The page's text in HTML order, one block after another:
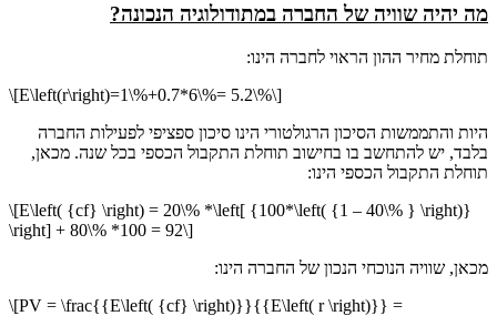
מה יהיה שוויה של החברה במתודולוגיה הנכונה?
תוחלת מחיר ההון הראוי לחברה הינו:
\[E\left(r\right)=1\%+0.7*6\%= 5.2\%\]
היות והתממשות הסיכון הרגולטורי הינו סיכון ספציפי לפעילות החברה
בלבד, יש להתחשב בו בחישוב תוחלת התקבול הכספי בכל שנה. מכאן,
תוחלת התקבול הכספי הינו:
\[E\left( {cf} \right) = 20\% *\left[ {100*\left( {1 – 40\% } \right)}
\right] + 80\% *100 = 92\]
מכאן, שוויה הנוכחי הנכון של החברה הינו:
\[PV = \frac{{E\left( {cf} \right)}}{{E\left( r \right)}} =